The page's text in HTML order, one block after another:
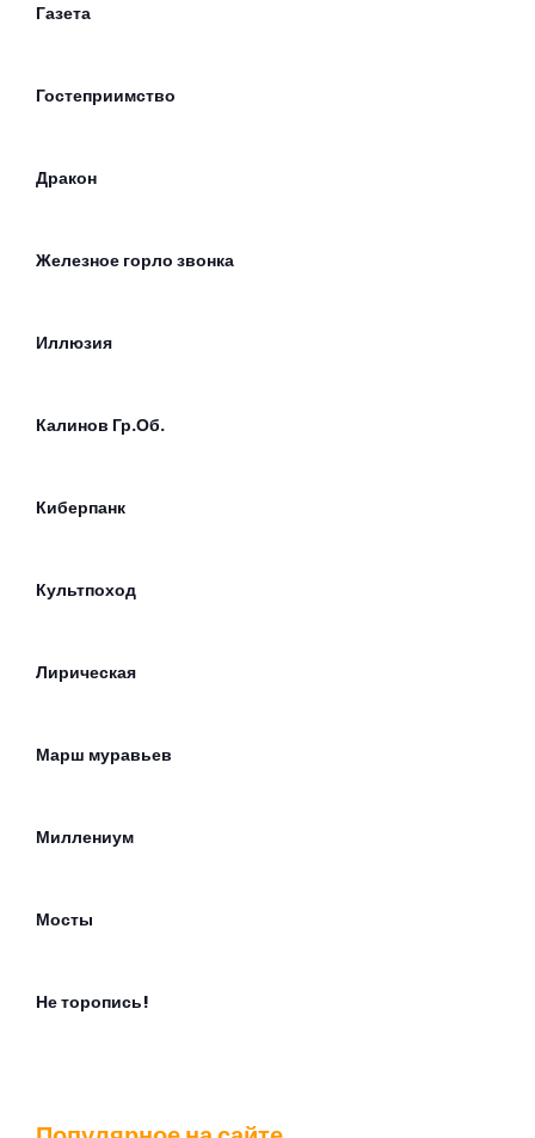
Газета
Гостеприимство
Дракон
Железное горло звонка
Иллюзия
Калинов Гр.Об.
Киберпанк
Культпоход
Лирическая
Марш муравьев
Миллениум
Мосты
Не торопись!